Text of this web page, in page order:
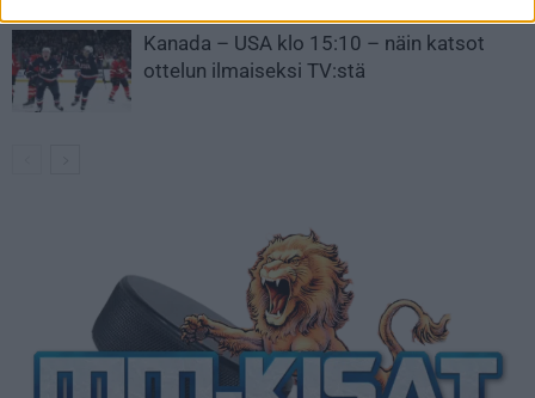
Kanada – USA klo 15:10 – näin katsot
ottelun ilmaiseksi TV:stä